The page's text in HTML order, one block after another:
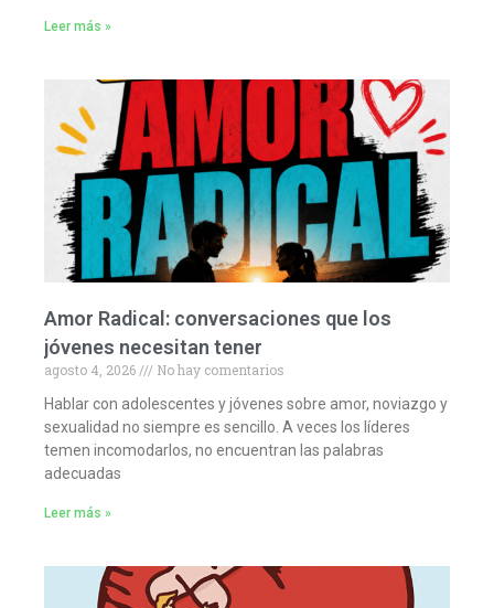
Leer más »
Amor Radical: conversaciones que los
jóvenes necesitan tener
agosto 4, 2026
No hay comentarios
Hablar con adolescentes y jóvenes sobre amor, noviazgo y
sexualidad no siempre es sencillo. A veces los líderes
temen incomodarlos, no encuentran las palabras
adecuadas
Leer más »